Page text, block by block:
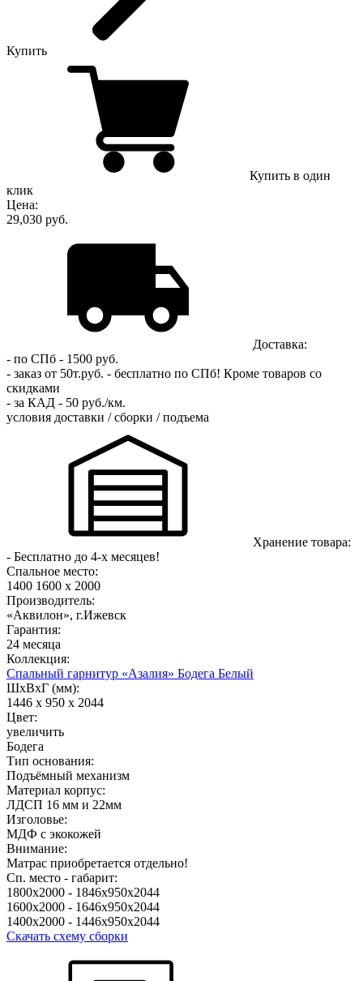
Купить
Купить в один
клик
Цена:
29,030 руб.
Доставка:
- по СПб - 1500 руб.
- заказ от 50т.руб. - бесплатно по СПб! Кроме товаров со
скидками
- за КАД - 50 руб./км.
условия доставки / сборки / подъема
Хранение товара:
- Бесплатно до 4-х месяцев!
Спальное место:
1400 1600 x 2000
Производитель:
«Аквилон», г.Ижевск
Гарантия:
24 месяца
Коллекция:
Спальный гарнитур «Азалия» Бодега Белый
ШхВхГ (мм):
1446 х 950 х 2044
Цвет:
увеличить
Бодега
Тип основания:
Подъёмный механизм
Материал корпус:
ЛДСП 16 мм и 22мм
Изголовье:
МДФ с экокожей
Внимание:
Матрас приобретается отдельно!
Сп. место - габарит:
1800х2000 - 1846х950х2044
1600х2000 - 1646х950х2044
1400х2000 - 1446х950х2044
Скачать схему сборки